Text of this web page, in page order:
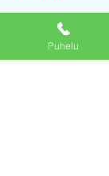
3272746-6
PyydäPuhelu